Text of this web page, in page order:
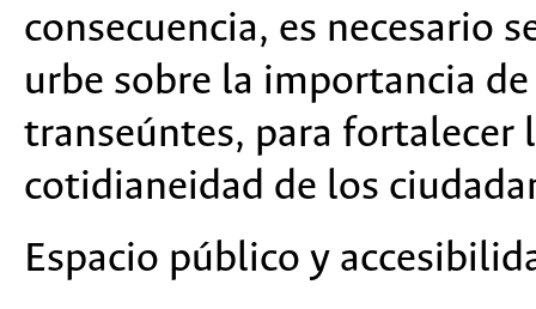
consecuencia, es necesario
urbe sobre la importancia
transeúntes, para fortalecer
cotidianeidad de los
Espacio público y